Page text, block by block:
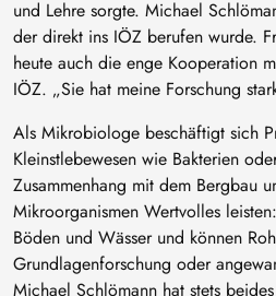
und Lehre sorgte. Michael
der direkt ins IÖZ berufen wurde.
heute auch die enge Kooperation
IÖZ. „Sie hat meine Forschung
Als Mikrobiologe beschäftigt sich
Kleinstlebewesen wie Bakterien
Zusammenhang mit dem Bergbau
Mikroorganismen Wertvolles
Böden und Wässer und können
Grundlagenforschung oder
Michael Schlömann hat stets